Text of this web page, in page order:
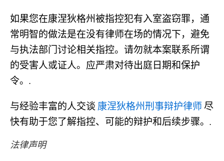
如果您在康涅狄格州被指控犯有入室盗窃罪，通
常明智的做法是在没有律师在场的情况下，避免
与执法部门讨论相关指控。请勿就本案联系所谓
的受害人或证人。应严肃对待出庭日期和保护
令。.
与经验丰富的人交谈康涅狄格州刑事辩护律师尽
快有助于您了解指控、可能的辩护和后续步骤。.
法律声明